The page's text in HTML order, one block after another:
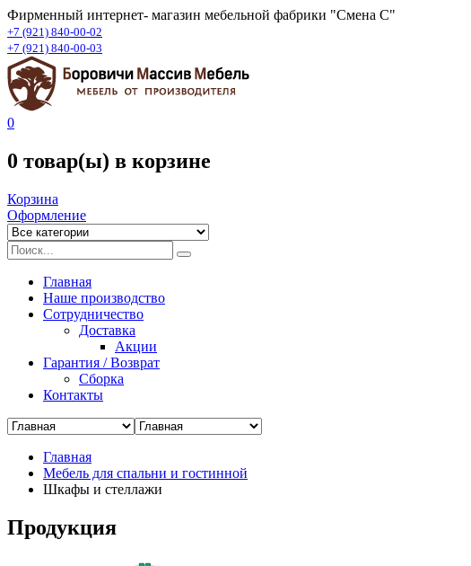
Фирменный интернет- магазин мебельной фабрики "Смена С"
+7 (921) 840-00-02
+7 (921) 840-00-03
0
0 товар(ы) в корзине
Корзина
Оформление
Главная
Наше производство
Сотрудничество
Доставка
Акции
Гарантия / Возврат
Сборка
Контакты
Главная
Мебель для спальни и гостинной
Шкафы и стеллажи
Продукция